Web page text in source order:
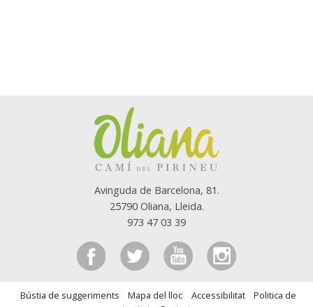
Avinguda de Barcelona, 81.
25790 Oliana, Lleida.
973 47 03 39
Bústia de suggeriments Mapa del lloc Accessibilitat
Politica de